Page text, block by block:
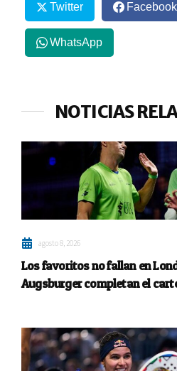
Twitter Facebook
WhatsApp
NOTICIAS
agosto 8, 2026
Los favoritos no fallan en
Augsburger completan el